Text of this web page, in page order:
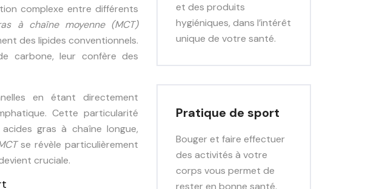
complexe entre différents
à chaîne moyenne (MCT)
des lipides conventionnels.
carbone, leur confère des
en étant directement
Cette particularité
gras à chaîne longue,
se révèle particulièrement
cruciale.
et des produits
hygiéniques, dans l’intérêt
unique de votre santé.
Pratique de sport
Bouger et faire effectuer
des activités à votre
corps vous permet de
rester en bonne santé.